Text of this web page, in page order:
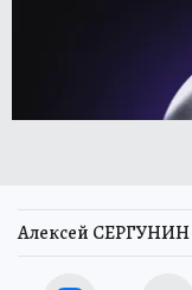
Алексей СЕРГУНИН